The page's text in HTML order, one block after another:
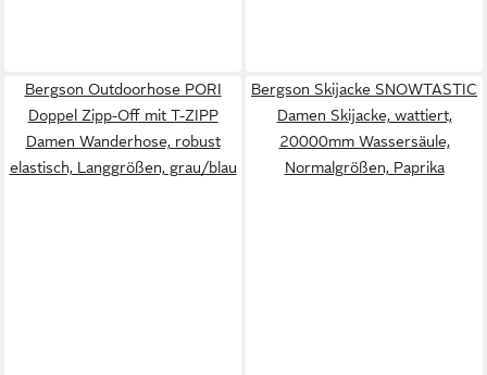
Bergson Outdoorhose PORI
Doppel Zipp-Off mit T-ZIPP
Damen Wanderhose, robust
elastisch, Langgrößen, grau/blau
Bergson Skijacke SNOWTASTIC
Damen Skijacke, wattiert,
20000mm Wassersäule,
Normalgrößen, Paprika